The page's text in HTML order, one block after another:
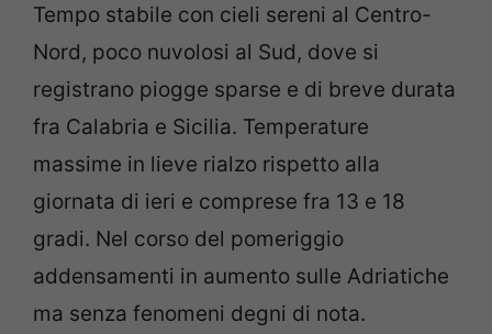
Tempo stabile con cieli sereni al Centro-
Nord, poco nuvolosi al Sud, dove si
registrano piogge sparse e di breve durata
fra Calabria e Sicilia. Temperature
massime in lieve rialzo rispetto alla
giornata di ieri e comprese fra 13 e 18
gradi. Nel corso del pomeriggio
addensamenti in aumento sulle Adriatiche
ma senza fenomeni degni di nota.